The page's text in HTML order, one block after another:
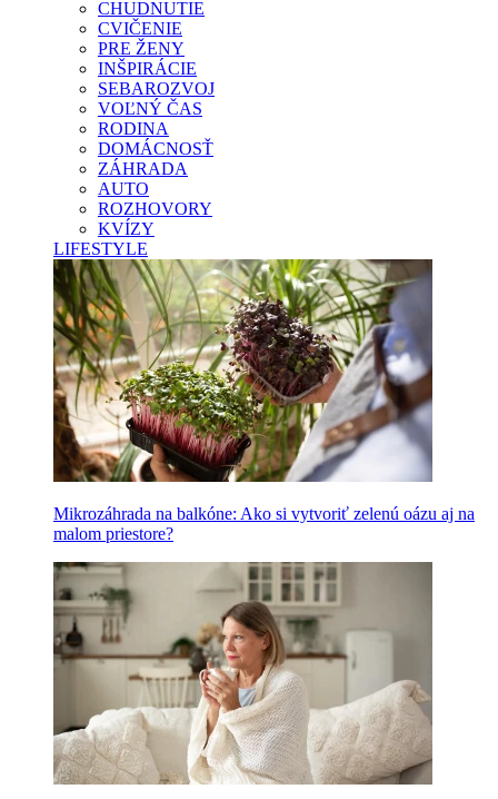
CHUDNUTIE
CVIČENIE
PRE ŽENY
INŠPIRÁCIE
SEBAROZVOJ
VOĽNÝ ČAS
RODINA
DOMÁCNOSŤ
ZÁHRADA
AUTO
ROZHOVORY
KVÍZY
LIFESTYLE
Mikrozáhrada na balkóne: Ako si vytvoriť zelenú oázu aj na
malom priestore?